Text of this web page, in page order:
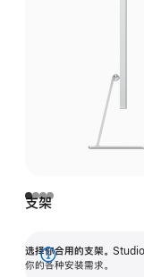
支架
选择你合用的支架。 Studio
你的各种安装需求。
展